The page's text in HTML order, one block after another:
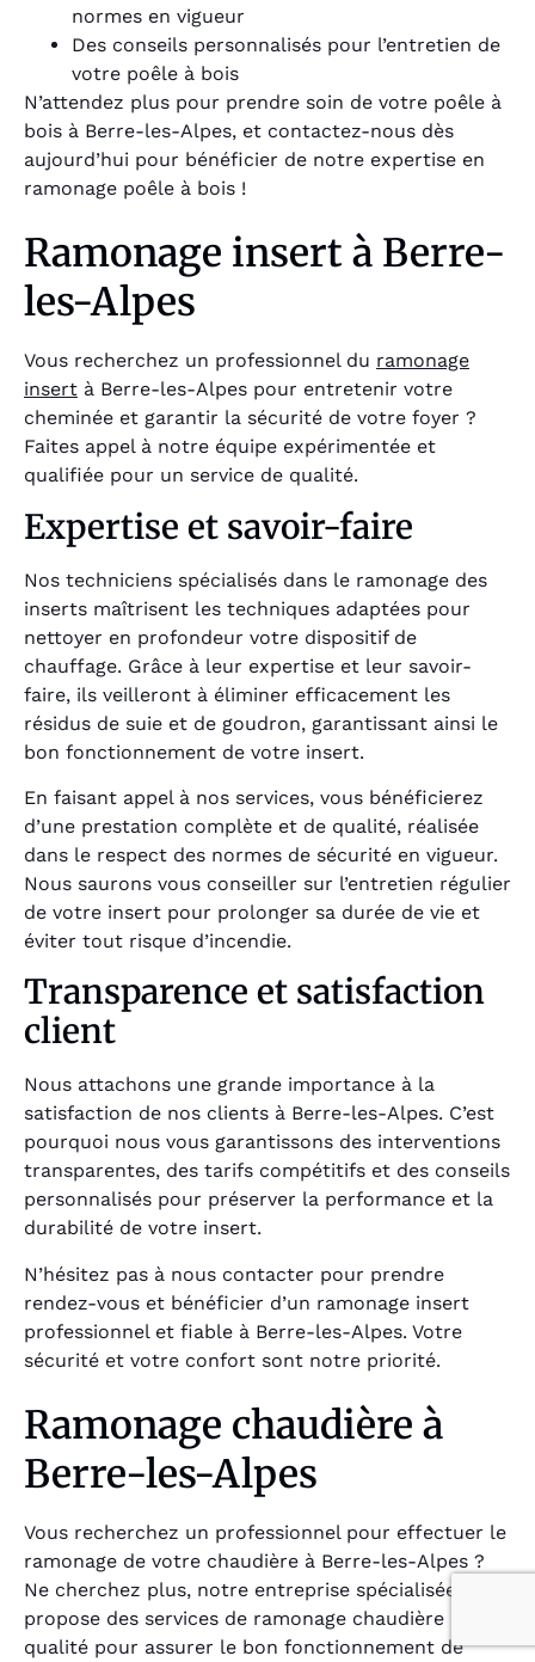
normes en vigueur
Des conseils personnalisés pour l’entretien de
votre poêle à bois
N’attendez plus pour prendre soin de votre poêle à
bois à Berre-les-Alpes, et contactez-nous dès
aujourd’hui pour bénéficier de notre expertise en
ramonage poêle à bois !
Ramonage insert à Berre-
les-Alpes
Vous recherchez un professionnel du ramonage
insert à Berre-les-Alpes pour entretenir votre
cheminée et garantir la sécurité de votre foyer ?
Faites appel à notre équipe expérimentée et
qualifiée pour un service de qualité.
Expertise et savoir-faire
Nos techniciens spécialisés dans le ramonage des
inserts maîtrisent les techniques adaptées pour
nettoyer en profondeur votre dispositif de
chauffage. Grâce à leur expertise et leur savoir-
faire, ils veilleront à éliminer efficacement les
résidus de suie et de goudron, garantissant ainsi le
bon fonctionnement de votre insert.
En faisant appel à nos services, vous bénéficierez
d’une prestation complète et de qualité, réalisée
dans le respect des normes de sécurité en vigueur.
Nous saurons vous conseiller sur l’entretien régulier
de votre insert pour prolonger sa durée de vie et
éviter tout risque d’incendie.
Transparence et satisfaction
client
Nous attachons une grande importance à la
satisfaction de nos clients à Berre-les-Alpes. C’est
pourquoi nous vous garantissons des interventions
transparentes, des tarifs compétitifs et des conseils
personnalisés pour préserver la performance et la
durabilité de votre insert.
N’hésitez pas à nous contacter pour prendre
rendez-vous et bénéficier d’un ramonage insert
professionnel et fiable à Berre-les-Alpes. Votre
sécurité et votre confort sont notre priorité.
Ramonage chaudière à
Berre-les-Alpes
Vous recherchez un professionnel pour effectuer le
ramonage de votre chaudière à Berre-les-Alpes ?
Ne cherchez plus, notre entreprise spécialisée
propose des services de ramonage chaudière de
qualité pour assurer le bon fonctionnement de